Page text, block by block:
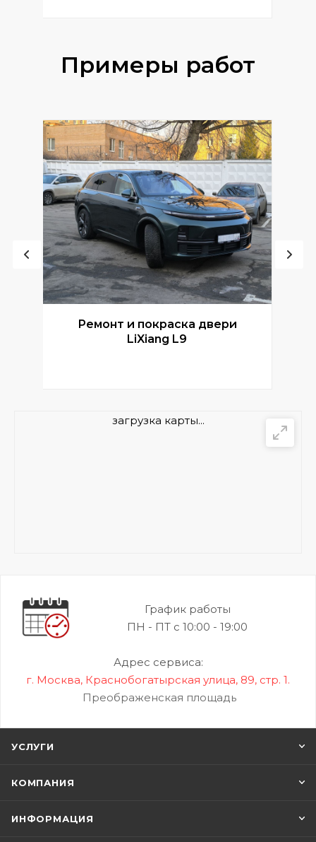
Примеры работ
Ремонт и покраска двери
LiXiang L9
загрузка карты...
График работы
ПН - ПТ с 10:00 - 19:00
Адрес сервиса:
г. Москва, Краснобогатырская улица, 89, стр. 1.
Преображенская площадь
УСЛУГИ
КОМПАНИЯ
ИНФОРМАЦИЯ